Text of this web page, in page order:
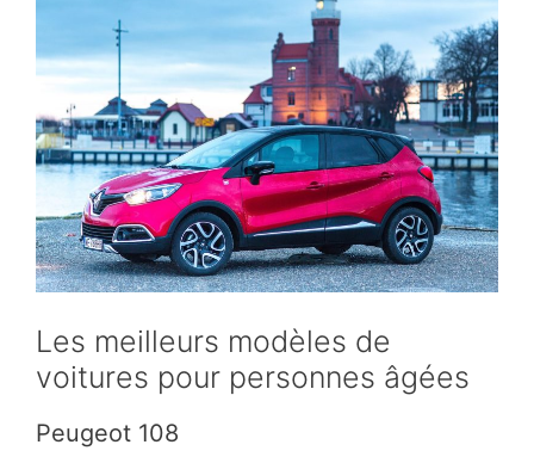
Les meilleurs modèles de
voitures pour personnes âgées
Peugeot 108